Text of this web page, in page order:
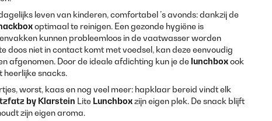
leven van kinderen, comfortabel ’s avonds: dankzij de
optimaal te reinigen. Een gezonde hygiëne is
kunnen probleemloos in de vaatwasser worden
doos niet in contact komt met voedsel, kan deze eenvoudig
afgenomen. Door de ideale afdichting kun je de lunchboxook
heerlijke snacks.
worst, kaas en nog veel meer: hapklaar bereid vindt elk
by Klarstein Lite Lunchboxzijn eigen plek. De snack blijft
zijn eigen aroma.